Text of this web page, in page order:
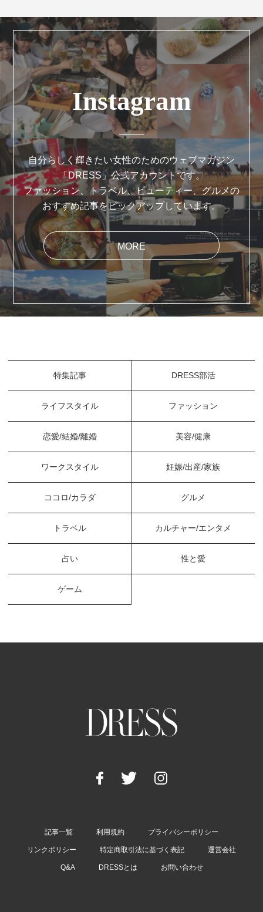
Instagram
自分らしく輝きたい女性のためのウェブマガジン
「DRESS」公式アカウントです。
ファッション、トラベル、ビューティー、グルメの
おすすめ記事をピックアップしています。
MORE
特集記事 DRESS部活
ライフスタイル ファッション
恋愛/結婚/離婚 美容/健康
ワークスタイル 妊娠/出産/家族
ココロ/カラダ グルメ
トラベル カルチャー/エンタメ
占い 性と愛
ゲーム
記事一覧 利用規約 プライバシーポリシー
リンクポリシー 特定商取引法に基づく表記 運営会社
Q&A DRESSとは お問い合わせ